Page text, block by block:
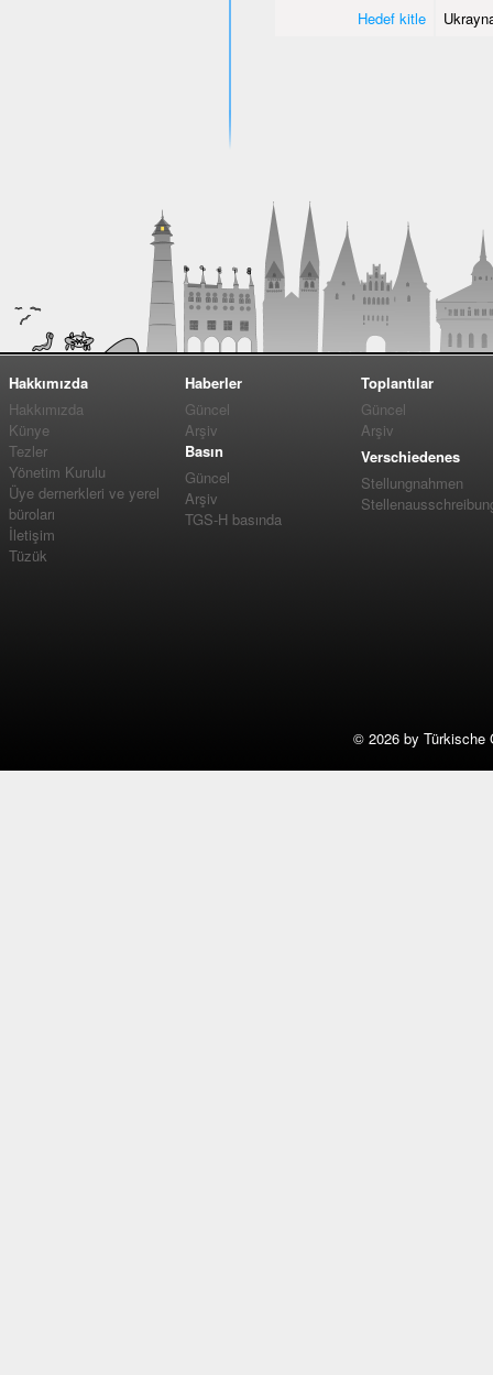
Hedef kitle
Hakkımızda
Hakkımızda
Künye
Tezler
Yönetim Kurulu
Üye dernerkleri ve yerel
büroları
İletişim
Tüzük
Haberler
Güncel
Arşiv
Basın
Güncel
Arşiv
TGS-H basında
Toplantılar
Güncel
Arşiv
Verschiedenes
Stellungnahmen
© 2026 by Türkische